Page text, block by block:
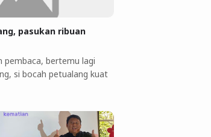
pasukan ribuan
pembaca, bertemu lagi
si bocah petualang kuat